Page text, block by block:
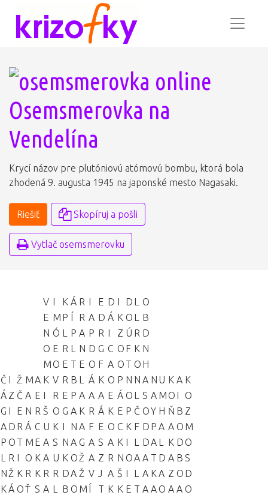
Osemsmerovka na
Vendelína
Krycí názov pre plutóniovú atómovú bombu, ktorá bola
zhodená 9. augusta 1945 na japonské mesto Nagasaki.
Riešiť Skopíruj a pošli
Vytlač osemsmerovku
V I K Á R I E D I D L
O
E M P Í R A D Á K O L
B
N Ó L P A P R I Z Ú R D
O E R L N D G C O F K N
M O E T E O F A O T O H
Č I Ž M A K V R B L Á K O P N N A N U K A K
Á Z Č A E I R E P A A A E Á O L S A M O I
O
G I E N R Š O G A K R Á K E P Č OY H Ň B Z
A D R Á C U K I N A F E O C K F D P A A O M
P O T M E A S N A G A S A K I L D A L K D O
L
R I O K A U K O Ž A Z R N O A A T D A B S
N Ž K R K R R D A Ž V J A Š I L A K A Z O D
K Á OŤ S A L B O M Í T K K E T A A O A A O